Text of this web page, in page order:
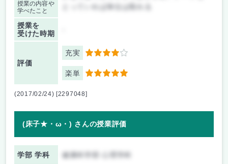
授業の内容や
学べたこと
授業を
受けた時期
評価
充実 4
楽単 5
(2017/02/24) [2297048]
(床子★・ω・) さんの授業評価
学部 学科 健康科学部 心理学科